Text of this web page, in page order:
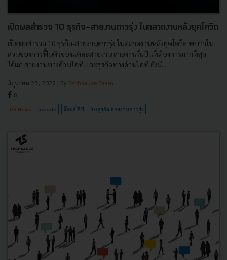
เปิดผลสำรวจ 10 ธุรกิจ-สายงานดาวรุ่ง ในตลาดงานหลังยุคโควิด
เปิดผลสำรวจ 10 ธุรกิจ-สายงานดาวรุ่ง ในตลาดงานหลังยุคโควิด พบว่าใน
ส่วนของการฟื้นตัวของแต่ละสายงาน สายงานที่เป็นที่ต้องการมากที่สุด
ได้แก่ สายงานทางด้านไอที และธุรกิจทางด้านไอที ยังมี...
มิถุนายน 23, 2022 | By Techsauce Team
8
PR News jobsdb จ๊อบส์ ดีบี 10 ธุรกิจ-สายงานดาวรุ่ง